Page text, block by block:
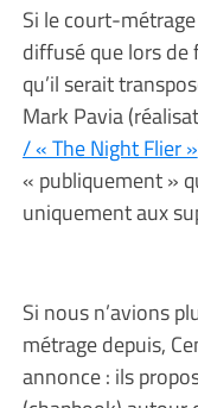
Si le court-
diffusé que lors
qu’il serait
Mark Pavia
/ « The Night Flier »
« publiquement »
uniquement aux
Si nous n’avions
métrage depuis,
annonce : ils